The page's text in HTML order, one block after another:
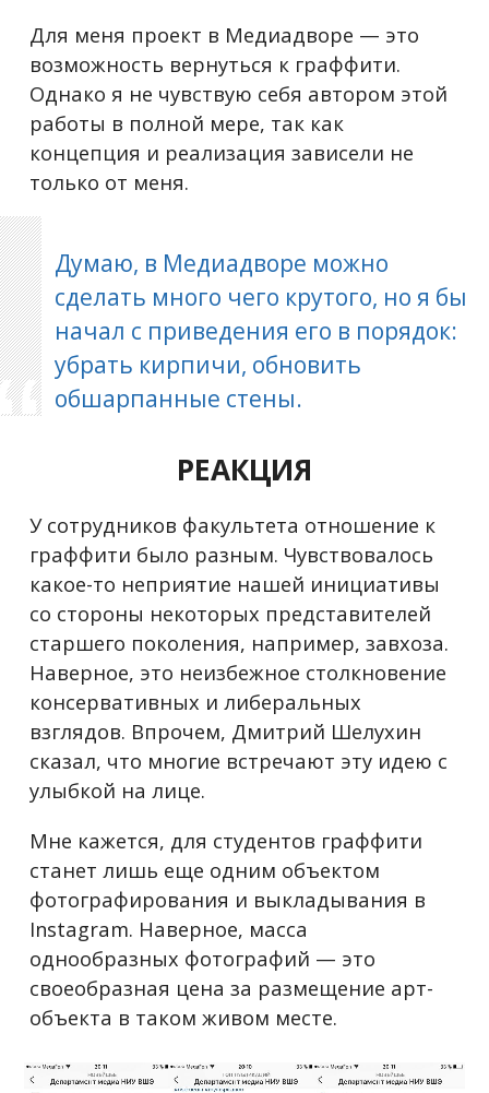
Для меня проект в Медиадворе — это
возможность вернуться к граффити.
Однако я не чувствую себя автором этой
работы в полной мере, так как
концепция и реализация зависели не
только от меня.
Думаю, в Медиадворе можно
сделать много чего крутого, но я бы
начал с приведения его в порядок:
убрать кирпичи, обновить
обшарпанные стены.
РЕАКЦИЯ
У сотрудников факультета отношение к
граффити было разным. Чувствовалось
какое-то неприятие нашей инициативы
со стороны некоторых представителей
старшего поколения, например, завхоза.
Наверное, это неизбежное столкновение
консервативных и либеральных
взглядов. Впрочем, Дмитрий Шелухин
сказал, что многие встречают эту идею с
улыбкой на лице.
Мне кажется, для студентов граффити
станет лишь еще одним объектом
фотографирования и выкладывания в
Instagram. Наверное, масса
однообразных фотографий — это
своеобразная цена за размещение арт-
объекта в таком живом месте.